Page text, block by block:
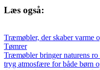
Læs også:
Træmøbler, der skaber varme
Tømrer
Træmøbler bringer naturens
tryg atmosfære for både børn